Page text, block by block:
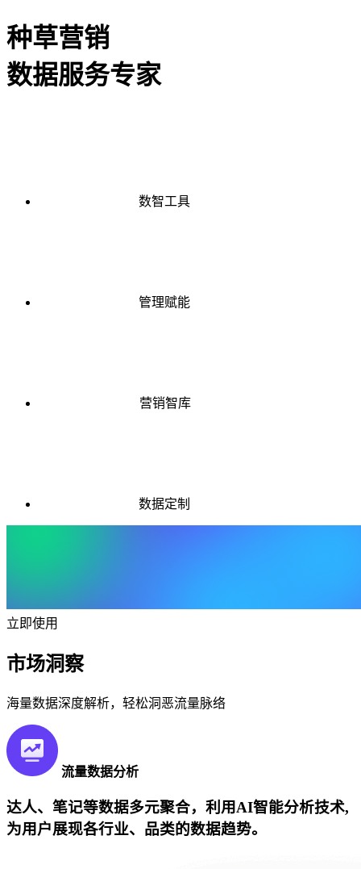
种草营销
数据服务专家
数智工具
管理赋能
营销智库
数据定制
立即使用
市场洞察
海量数据深度解析，轻松洞恶流量脉络
流量数据分析
达人、笔记等数据多元聚合，利用AI智能分析技术,
为用户展现各行业、品类的数据趋势。